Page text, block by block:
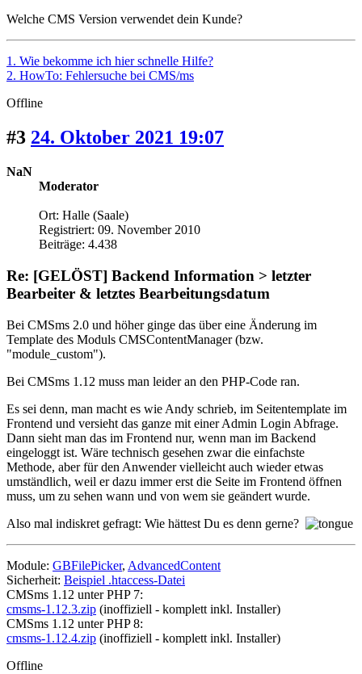
Welche CMS Version verwendet dein Kunde?
1. Wie bekomme ich hier schnelle Hilfe?
2. HowTo: Fehlersuche bei CMS/ms
Offline
#3 24. Oktober 2021 19:07
NaN
Moderator
Ort: Halle (Saale)
Registriert: 09. November 2010
Beiträge: 4.438
Re: [GELÖST] Backend Information > letzter
Bearbeiter & letztes Bearbeitungsdatum
Bei CMSms 2.0 und höher ginge das über eine Änderung im
Template des Moduls CMSContentManager (bzw.
"module_custom").
Bei CMSms 1.12 muss man leider an den PHP-Code ran.
Es sei denn, man macht es wie Andy schrieb, im Seitentemplate im
Frontend und versieht das ganze mit einer Admin Login Abfrage.
Dann sieht man das im Frontend nur, wenn man im Backend
eingeloggt ist. Wäre technisch gesehen zwar die einfachste
Methode, aber für den Anwender vielleicht auch wieder etwas
umständlich, weil er dazu immer erst die Seite im Frontend öffnen
muss, um zu sehen wann und von wem sie geändert wurde.
Also mal indiskret gefragt: Wie hättest Du es denn gerne?
Module: GBFilePicker, AdvancedContent
Sicherheit: Beispiel .htaccess-Datei
CMSms 1.12 unter PHP 7:
cmsms-1.12.3.zip (inoffiziell - komplett inkl. Installer)
CMSms 1.12 unter PHP 8:
cmsms-1.12.4.zip (inoffiziell - komplett inkl. Installer)
Offline